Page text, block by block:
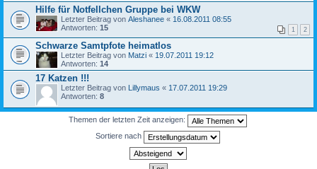
Hilfe für Notfellchen Gruppe bei WKW
Letzter Beitrag von Aleshanee « 16.08.2011 08:55
Antworten: 15 1 2
Schwarze Samtpfote heimatlos
Letzter Beitrag von Matzi « 19.07.2011 19:12
Antworten: 14
17 Katzen !!!
Letzter Beitrag von Lillymaus « 17.07.2011 19:29
Antworten: 8
Themen der letzten Zeit anzeigen:
Sortiere nach